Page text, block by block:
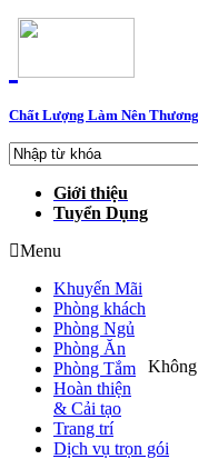
Chất Lượng Làm Nên
Giới thiệu
Tuyển Dụng
Không
Menu
Khuyến Mãi
Phòng khách
Phòng Ngủ
Phòng Ăn
Phòng Tắm
Hoàn thiện
& Cải tạo
Trang trí
Dịch vụ trọn gói